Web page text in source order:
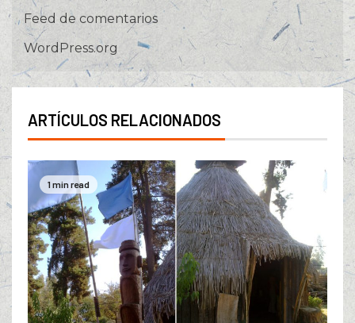
Feed de comentarios
WordPress.org
ARTÍCULOS RELACIONADOS
1 min read